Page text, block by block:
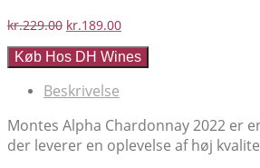
kr.229.00 Den
pris
kr.229.00.
kr.189.00Den
pris
Køb Hos DH Wines
Beskrivelse
Montes Alpha Chardonnay 2022 er
der leverer en oplevelse af høj